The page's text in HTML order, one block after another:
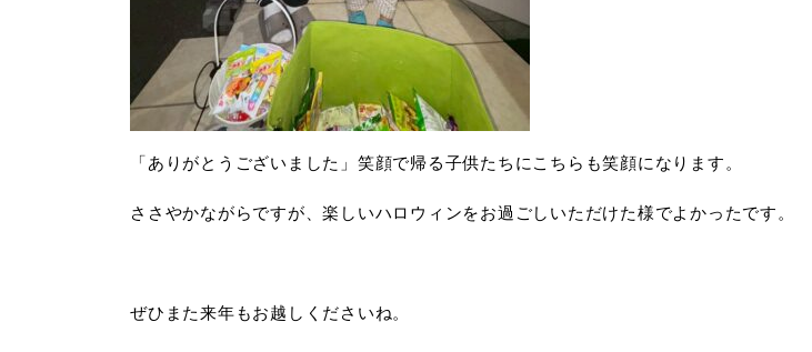
「ありがとうございました」笑顔で帰る子供たちにこちらも笑顔になります。
ささやかながらですが、楽しいハロウィンをお過ごしいただけた様でよかったです。
ぜひまた来年もお越しくださいね。